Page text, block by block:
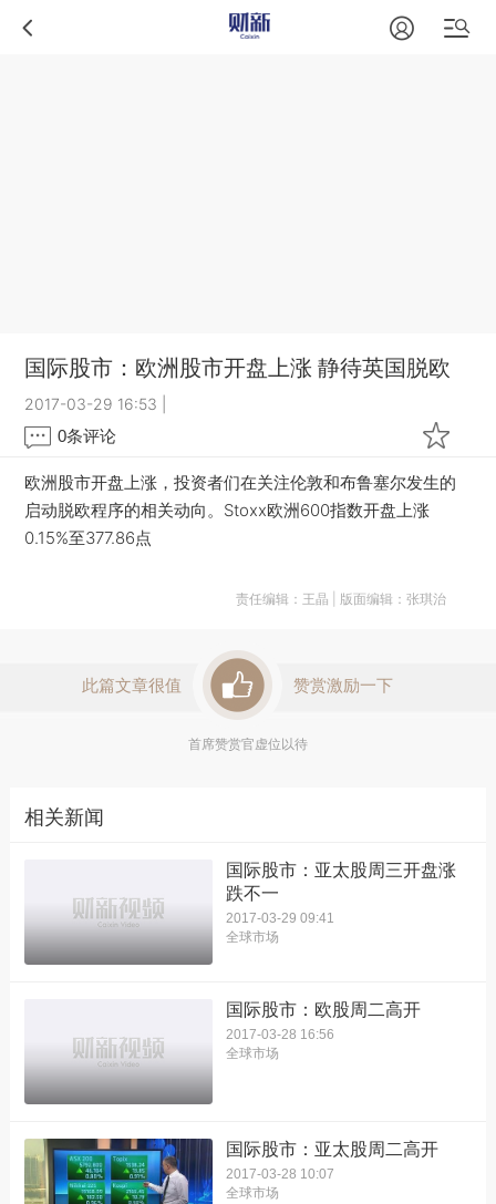
国际股市：欧洲股市开盘上涨 静待英国脱欧
2017-03-29 16:53
0条评论
欧洲股市开盘上涨，投资者们在关注伦敦和布鲁塞尔发生的
启动脱欧程序的相关动向。Stoxx欧洲600指数开盘上涨
0.15%至377.86点
责任编辑：王晶 | 版面编辑：张琪治
此篇文章很值 赞赏激励一下
首席赞赏官虚位以待
相关新闻
国际股市：亚太股周三开盘涨
跌不一
2017-03-29 09:41
全球市场
国际股市：欧股周二高开
2017-03-28 16:56
全球市场
国际股市：亚太股周二高开
2017-03-28 10:07
全球市场